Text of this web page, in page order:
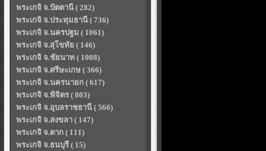
พระเกจิ จ.ปัตตานี ( 282)
พระเกจิ จ.ประทุมธานี ( 736)
พระเกจิ จ.นครปฐม ( 1061)
พระเกจิ จ.สุโขทัย ( 146)
พระเกจิ จ.ชัยนาท ( 1008)
พระเกจิ จ.ศรีษะเกษ ( 366)
พระเกจิ จ.นครนายก ( 617)
พระเกจิ จ.พิจิตร ( 803)
พระเกจิ จ.อุบลราชธานี ( 566)
พระเกจิ จ.สงขลา ( 147)
พระเกจิ จ.ตาก ( 111)
พระเกจิ จ.ธนบุรี ( 15)